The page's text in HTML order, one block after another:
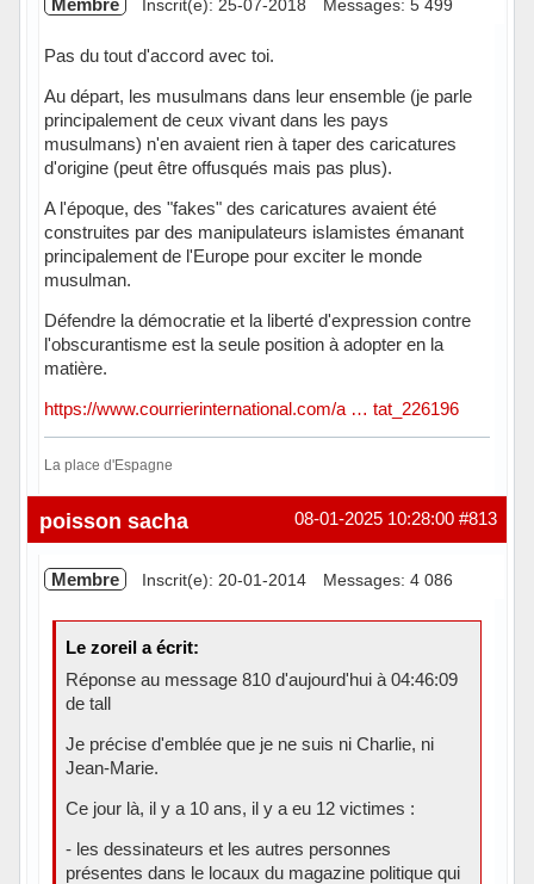
Membre Inscrit(e): 25-07-2018 Messages: 5 499
Pas du tout d'accord avec toi.
Au départ, les musulmans dans leur ensemble (je parle
principalement de ceux vivant dans les pays
musulmans) n'en avaient rien à taper des caricatures
d'origine (peut être offusqués mais pas plus).
A l'époque, des "fakes" des caricatures avaient été
construites par des manipulateurs islamistes émanant
principalement de l'Europe pour exciter le monde
musulman.
Défendre la démocratie et la liberté d'expression contre
l'obscurantisme est la seule position à adopter en la
matière.
https://www.courrierinternational.com/a … tat_226196
La place d'Espagne
Hors ligne #813
08-01-2025 10:28:00
poisson sacha
Membre Inscrit(e): 20-01-2014 Messages: 4 086
Le zoreil a écrit:
Réponse au message 810 d'aujourd'hui à 04:46:09
de tall
Je précise d'emblée que je ne suis ni Charlie, ni
Jean-Marie.
Ce jour là, il y a 10 ans, il y a eu 12 victimes :
- les dessinateurs et les autres personnes
présentes dans le locaux du magazine politique qui